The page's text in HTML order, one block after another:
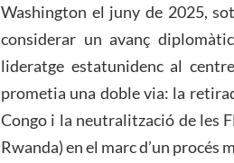
Washington el juny de 2025,
considerar un avanç
lideratge estatunidenc al
prometia una doble via: la
Congo i la neutralització de les
Rwanda) en el marc d’un procés